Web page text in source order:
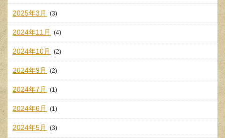
2025年3月 (3)
2024年11月 (4)
2024年10月 (2)
2024年9月 (2)
2024年7月 (1)
2024年6月 (1)
2024年5月 (3)